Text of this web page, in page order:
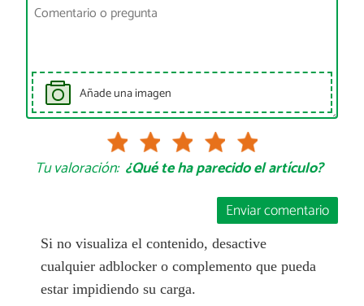
Añade una imagen
Tu valoración: ¿Qué te ha parecido el artículo?
Enviar comentario
Si no visualiza el contenido, desactive
cualquier adblocker o complemento que pueda
estar impidiendo su carga.